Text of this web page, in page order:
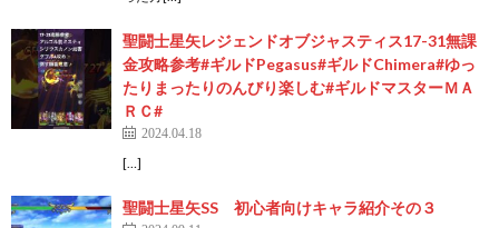
聖闘士星矢レジェンドオブジャスティス17-31無課
金攻略参考#ギルドPegasus#ギルドChimera#ゆっ
たりまったりのんびり楽しむ#ギルドマスターＭＡ
ＲＣ#
2024.04.18
[…]
聖闘士星矢SS 初心者向けキャラ紹介その３